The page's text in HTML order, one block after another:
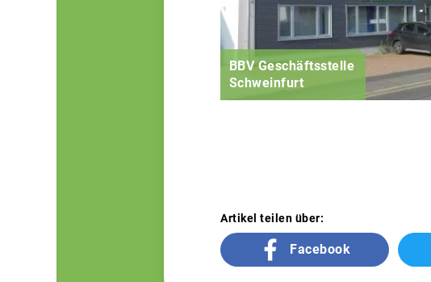
BBV Geschäftsstelle
Schweinfurt
Artikel teilen über:
Facebook